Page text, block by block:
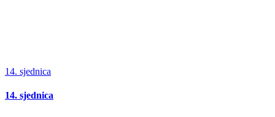
14. sjednica
14. sjednica